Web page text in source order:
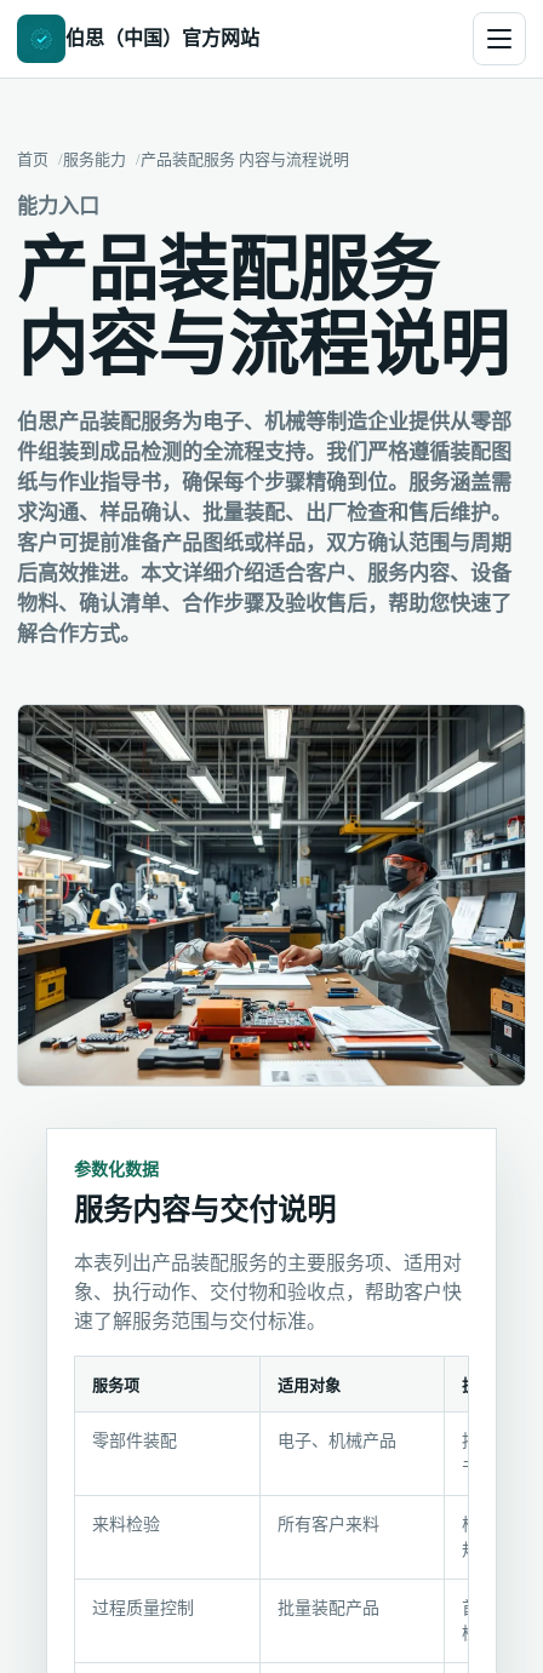
伯思（中国）官方网站
首页 服务能力 产品装配服务 内容与流程说明
能力入口
产品装配服务
内容与流程说明
伯思产品装配服务为电子、机械等制造企业提供从零部
件组装到成品检测的全流程支持。我们严格遵循装配图
纸与作业指导书，确保每个步骤精确到位。服务涵盖需
求沟通、样品确认、批量装配、出厂检查和售后维护。
客户可提前准备产品图纸或样品，双方确认范围与周期
后高效推进。本文详细介绍适合客户、服务内容、设备
物料、确认清单、合作步骤及验收售后，帮助您快速了
解合作方式。
参数化数据
服务内容与交付说明
本表列出产品装配服务的主要服务项、适用对
象、执行动作、交付物和验收点，帮助客户快
速了解服务范围与交付标准。
容
交
付
明
服务项 适用对象 执行动作
零部件装配 电子、机械产品
按图纸和
书组装
来料检验 所有客户来料
核对数量
规格
过程质量控制 批量装配产品
首件确认
检